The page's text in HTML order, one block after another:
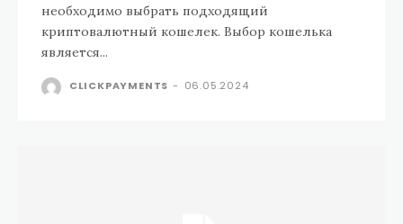
необходимо выбрать подходящий
криптовалютный кошелек. Выбор кошелька
является...
CLICKPAYMENTS - 06.05.2024